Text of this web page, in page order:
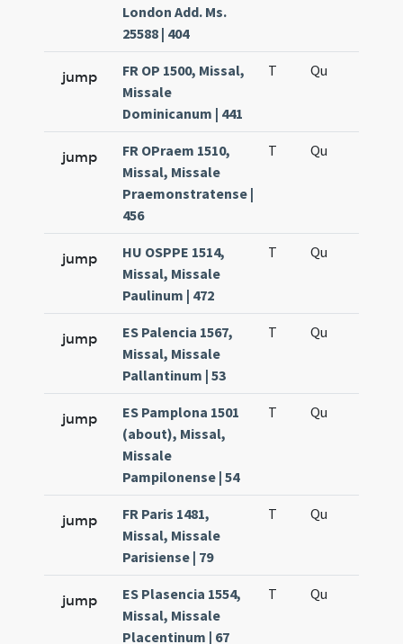
London Add. Ms.
25588 | 404
jump
FR OP 1500, Missal,
Missale
Dominicanum | 441
T Qu
jump
FR OPraem 1510,
Missal, Missale
Praemonstratense |
456
T Qu
jump
HU OSPPE 1514,
Missal, Missale
Paulinum | 472
T Qu
jump
ES Palencia 1567,
Missal, Missale
Pallantinum | 53
T Qu
jump
ES Pamplona 1501
(about), Missal,
Missale
Pampilonense | 54
T Qu
jump
FR Paris 1481,
Missal, Missale
Parisiense | 79
T Qu
jump
ES Plasencia 1554,
Missal, Missale
Placentinum | 67
T Qu